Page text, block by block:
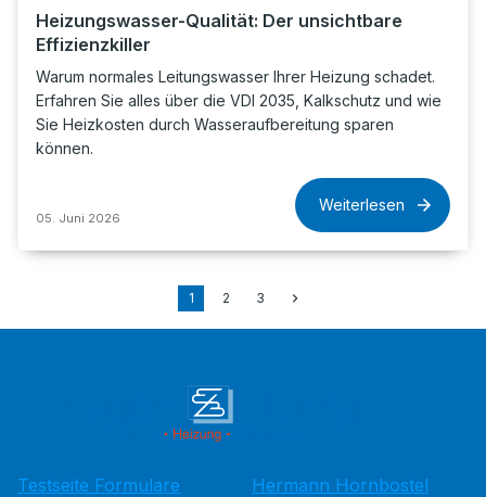
Heizungswasser-Qualität: Der unsichtbare
Effizienzkiller
Warum normales Leitungswasser Ihrer Heizung schadet.
Erfahren Sie alles über die VDI 2035, Kalkschutz und wie
Sie Heizkosten durch Wasseraufbereitung sparen
können.
05. Juni 2026
Weiterlesen
1 2 3
Testseite Formulare
Hermann Hornbostel